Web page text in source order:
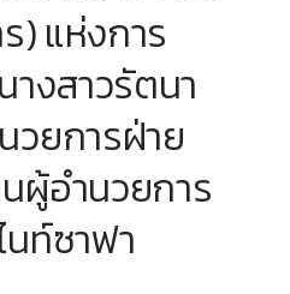
) แห่งการ
งสาวรัตนา
วยการฝ่าย
ผู้อำนวยการ
ท์ซาฟา